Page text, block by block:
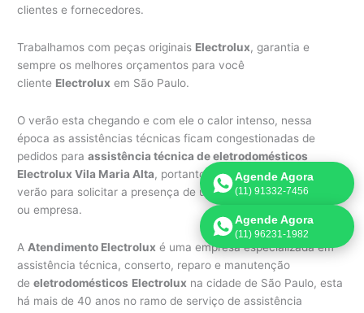
clientes e fornecedores.
Trabalhamos com peças originais Electrolux, garantia e
sempre os melhores orçamentos para você
cliente Electrolux em São Paulo.
O verão esta chegando e com ele o calor intenso, nessa
época as assistências técnicas ficam congestionadas de
pedidos paraassistência técnica de eletrodomésticos
Electrolux Vila Maria Alta, portanto não espere chegar o
verão para solicitar a presença de um técnico a sua residência
ou empresa.
A Atendimento Electrolux é uma empresa especializada em
assistência técnica, conserto, reparo e manutenção
deeletrodomésticos Electrolux na cidade de São Paulo, esta
há mais de 40 anos no ramo de serviço de assistência
Agende Agora
(11) 91332-7456
Agende Agora
(11) 96231-1982